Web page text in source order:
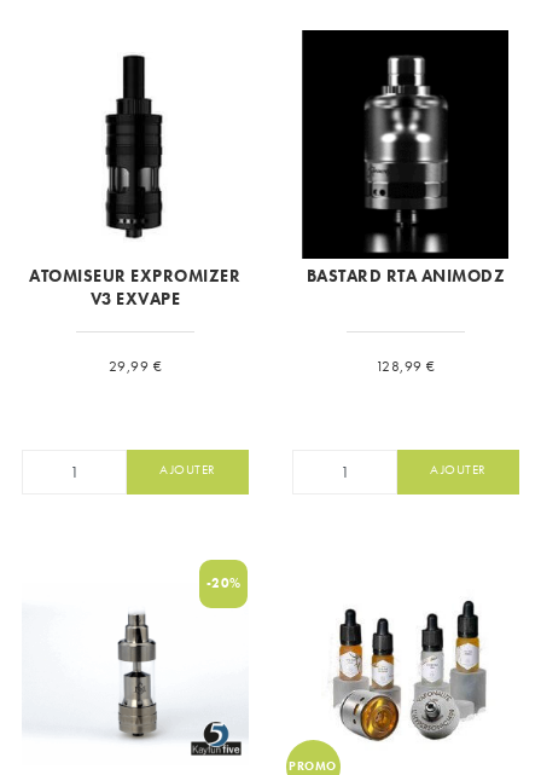
ATOMISEUR EXPROMIZER
V3 EXVAPE
Prix
29,99 €
AJOUTER
BASTARD RTA ANIMODZ
Prix
128,99 €
AJOUTER
-20%
PROMO